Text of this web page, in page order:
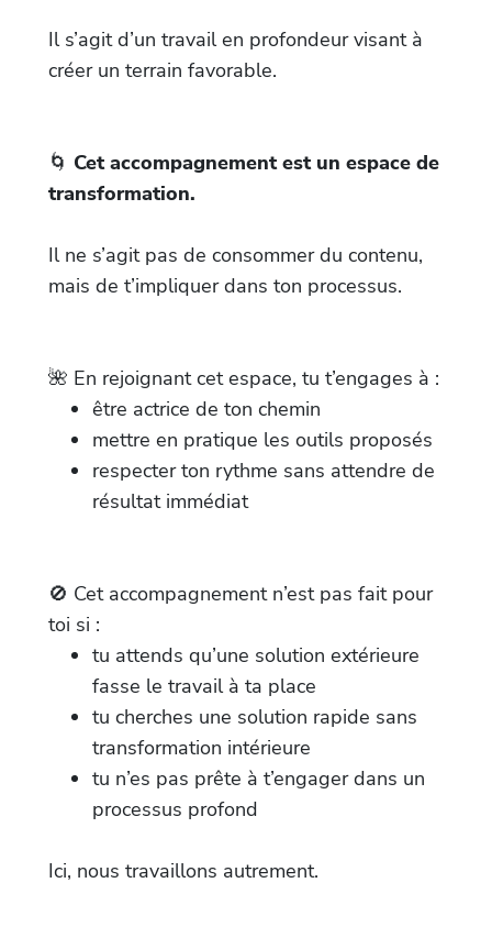
Il s’agit d’un travail en profondeur visant à
créer un terrain favorable.
🌀 Cet accompagnement est un espace de
transformation.
Il ne s’agit pas de consommer du contenu,
mais de t’impliquer dans ton processus.
🌺 En rejoignant cet espace, tu t’engages à :
être actrice de ton chemin
mettre en pratique les outils proposés
respecter ton rythme sans attendre de
résultat immédiat
🚫 Cet accompagnement n’est pas fait pour
toi si :
tu attends qu’une solution extérieure
fasse le travail à ta place
tu cherches une solution rapide sans
transformation intérieure
tu n’es pas prête à t’engager dans un
processus profond
Ici, nous travaillons autrement.